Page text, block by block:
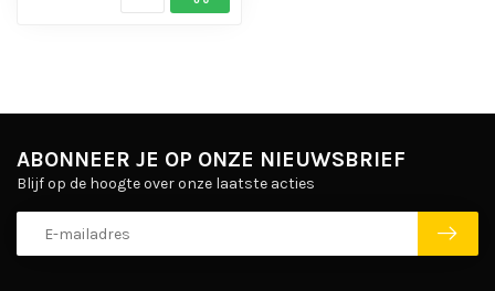
ABONNEER JE OP ONZE NIEUWSBRIEF
Blijf op de hoogte over onze laatste acties